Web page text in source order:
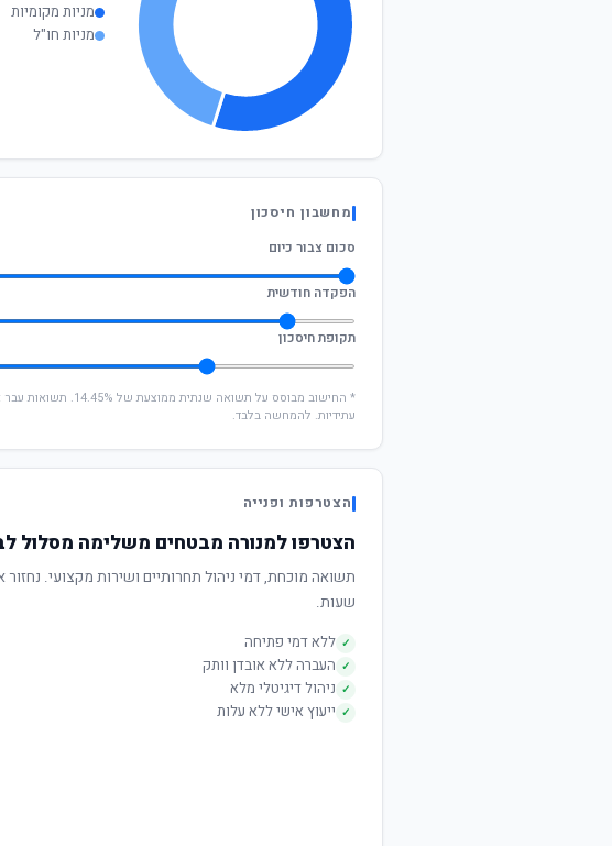
מניות מקומיות
מניות חו"ל
מחשבון חיסכון
סכום צבור כיום
הפקדה חודשית
תקופת חיסכון
* החישוב מבוסס על תשואה שנתית
עתידיות. להמחשה בלבד.
הצטרפות ופנייה
הצטרפו למנורה מבטחים משלימה מסלול לבני
שעות.
✓ ללא דמי פתיחה
✓ העברה ללא אובדן וותק
✓ ניהול דיגיטלי מלא
✓ ייעוץ אישי ללא עלות